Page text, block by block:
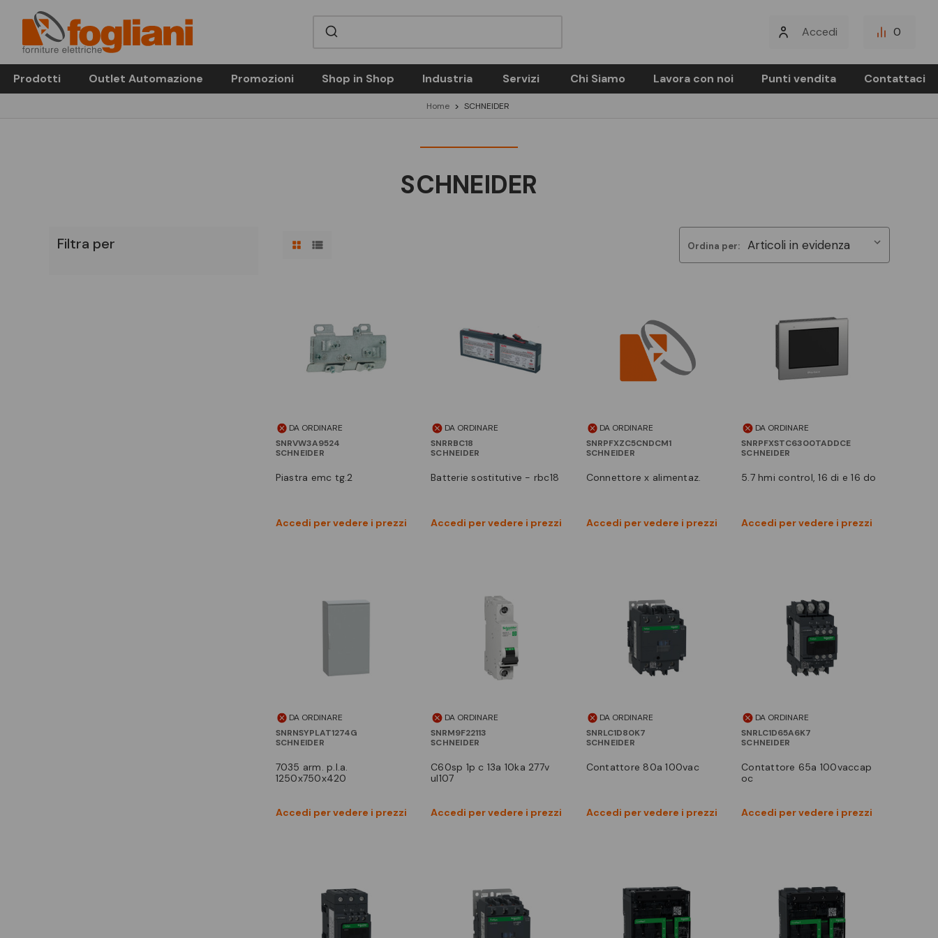
Accedi 0
Prodotti Outlet Automazione Promozioni Shop in Shop Industria Servizi Chi Siamo Lavora con noi Punti vendita Contattaci
Home SCHNEIDER
SCHNEIDER
Filtra per Ordina per:
DA ORDINARE
SNRVW3A9524
SCHNEIDER
piastra emc tg.2
Accedi per vedere i prezzi
Confronta
DA ORDINARE
SNRRBC18
SCHNEIDER
batterie sostitutive - rbc18
Accedi per vedere i prezzi
Confronta
DA ORDINARE
SNRPFXZC5CNDCM1
SCHNEIDER
connettore x alimentaz.
Accedi per vedere i prezzi
Confronta
DA ORDINARE
SNRPFXSTC6300TADDCE
SCHNEIDER
5.7 hmi control, 16 di e 16 do
Accedi per vedere i prezzi
Confronta
DA ORDINARE
SNRNSYPLAT1274G
SCHNEIDER
7035 arm. p.l.a.
1250x750x420
Accedi per vedere i prezzi
Vedi prodotto
Confronta
DA ORDINARE
SNRM9F22113
SCHNEIDER
c60sp 1p c 13a 10ka 277v
ul107
Accedi per vedere i prezzi
Confronta
DA ORDINARE
SNRLC1D80K7
SCHNEIDER
contattore 80a 100vac
Accedi per vedere i prezzi
Confronta
DA ORDINARE
SNRLC1D65A6K7
SCHNEIDER
contattore 65a 100vaccap
oc
Accedi per vedere i prezzi
Confronta